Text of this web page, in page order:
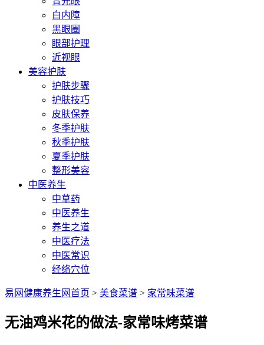
白内障
黑眼圈
眼部护理
近视眼
美容护肤
护肤步骤
护肤技巧
皮肤保养
冬季护肤
秋季护肤
夏季护肤
整形美容
中医养生
中草药
中医养生
养生之道
中医疗法
中医常识
经络穴位
易网健康养生网首页 > 美食菜谱 > 家常味菜谱
无油鸡米花的做法-家常味烤菜谱